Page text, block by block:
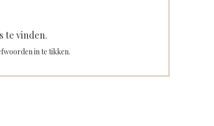
te vinden.
in te tikken.